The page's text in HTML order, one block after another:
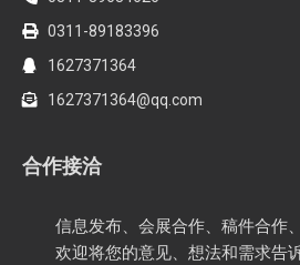
0311-89183396
1627371364
1627371364@qq.com
合作接洽
信息发布、会展合作、稿件合作、
欢迎将您的意见、想法和需求告诉